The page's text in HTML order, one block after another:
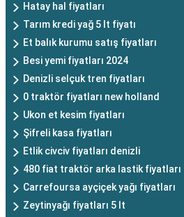
Hatay hal fiyatları
Tarım kredi yağ 5 lt fiyatı
Et balık kurumu satış fiyatları
Besi yemi fiyatları 2024
Denizli selçuk tren fiyatları
0 traktör fiyatları new holland
Ukon et kesim fiyatları
Şifreli kasa fiyatları
Etlik civciv fiyatları denizli
480 fiat traktör arka lastik fiyatları
Carrefoursa ayçiçek yağı fiyatları
Zeytinyağı fiyatları 5 lt